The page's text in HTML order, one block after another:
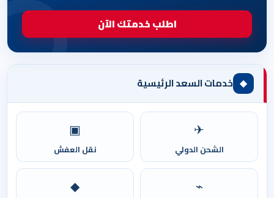
اطلب خدمتك الآن
◆ خدمات السعد الرئيسية
✈
الشحن الدولي
▣
نقل العفش
⌁
◆